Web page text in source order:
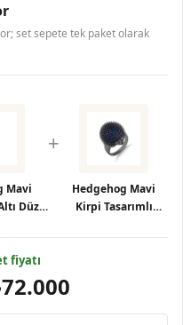
set sepete tek paket olarak
Mavi
Düz
+
Hedgehog Mavi
Kirpi Tasarımlı
Yüzük
fiyatı